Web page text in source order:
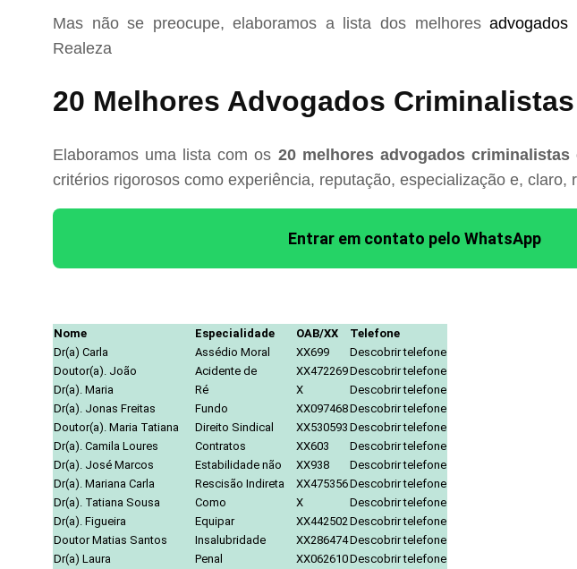
Mas não se preocupe, elaboramos a lista dos melhoresadvogados
Realeza
20 Melhores Advogados
Elaboramos uma lista com os 20 melhores advogados criminalistas
critérios rigorosos como experiência, reputação, especialização e, claro,
Entrar em contato pelo WhatsApp
Nome Especialidade OAB/XX
Telefone
Dr(a) Carla
Assédio Moral XX699
Descobrir telefone
Doutor(a). João
Acidente de XX472269Descobrir telefone
Dr(a). Maria
Ré X
Descobrir telefone
Dr(a). Jonas Freitas
Fundo XX097468Descobrir telefone
Doutor(a). Maria Tatiana
Direito Sindical XX530593 Descobrir telefone
Dr(a). Camila Loures
Contratos XX603
Descobrir telefone
Dr(a). José Marcos
Estabilidade não XX938
Descobrir telefone
Dr(a). Mariana Carla
Rescisão Indireta XX475356Descobrir telefone
Dr(a). Tatiana Sousa
Como X
Descobrir telefone
Dr(a). Figueira
Equipar XX442502 Descobrir telefone
Doutor Matias Santos
Insalubridade XX286474Descobrir telefone
Dr(a) Laura
Penal XX062610Descobrir telefone